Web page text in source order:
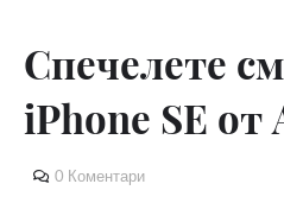
Спечелете
iPhone SE от
0 Коментари